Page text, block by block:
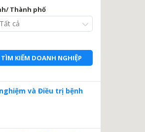
Thành phố
TÌM KIẾM DOANH NGHIỆP
và Điều trị bệnh